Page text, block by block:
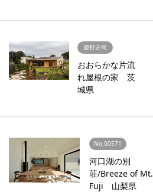
慶野正司
おおらかな片流
れ屋根の家 茨
城県
No.00571
河口湖の別
荘/Breeze of Mt.
Fuji 山梨県